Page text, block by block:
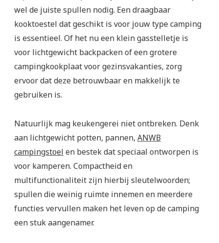
wel de juiste spullen nodig. Een draagbaar
kooktoestel dat geschikt is voor jouw type camping
is essentieel. Of het nu een klein gasstelletje is
voor lichtgewicht backpacken of een grotere
campingkookplaat voor gezinsvakanties, zorg
ervoor dat deze betrouwbaar en makkelijk te
gebruiken is.
Natuurlijk mag keukengerei niet ontbreken. Denk
aan lichtgewicht potten, pannen, ANWB
campingstoel en bestek dat speciaal ontworpen is
voor kamperen. Compactheid en
multifunctionaliteit zijn hierbij sleutelwoorden;
spullen die weinig ruimte innemen en meerdere
functies vervullen maken het leven op de camping
een stuk aangenamer.